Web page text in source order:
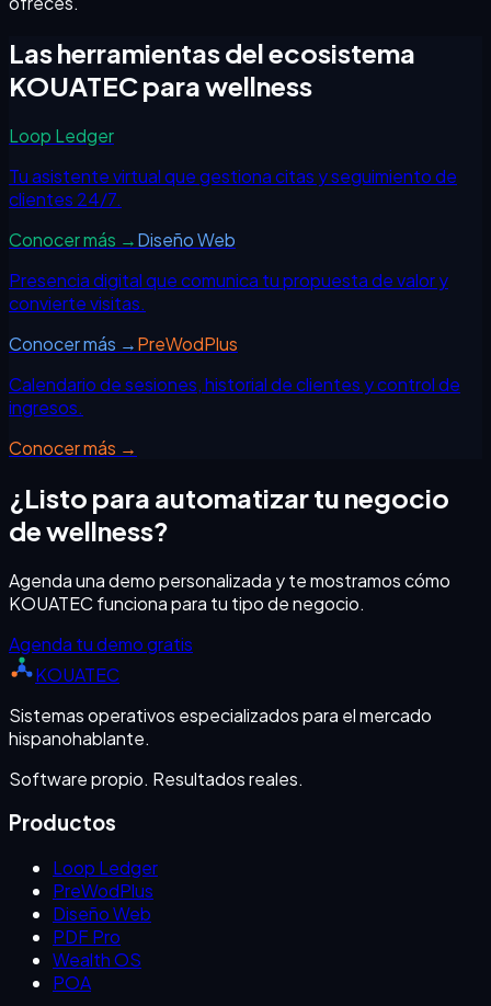
Las herramientas del ecosistema
KOUATEC parawellness
Loop Ledger
Tu asistente virtual que gestiona citas y seguimiento de
clientes 24/7.
Conocer más →Diseño Web
Presencia digital que comunica tu propuesta de valor y
convierte visitas.
Conocer más →PreWodPlus
Calendario de sesiones, historial de clientes y control de
ingresos.
Conocer más →
¿Listo para automatizar tu negocio
dewellness?
Agenda una demo personalizada y te mostramos cómo
KOUATEC funciona para tu tipo de negocio.
Agenda tu demo gratis
KOUATEC
Sistemas operativos especializados para el mercado
hispanohablante.
Software propio. Resultados reales.
Productos
Loop Ledger
PreWodPlus
Diseño Web
PDF Pro
Wealth OS
POA